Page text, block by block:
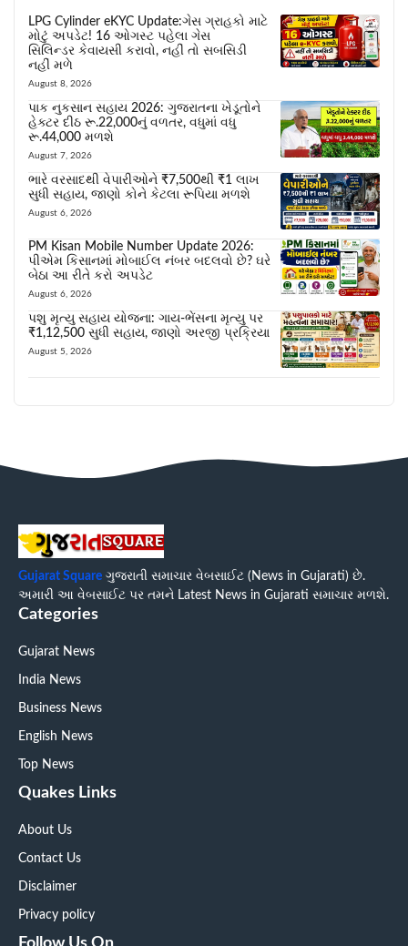
LPG Cylinder eKYC Update:ગેસ ગ્રાહકો માટે
મોટું અપડેટ! 16 ઓગસ્ટ પહેલા ગેસ
સિલિન્ડર કેવાયસી કરાવો, નહીં તો સબસિડી
નહીં મળે
August 8, 2026
પાક નુકસાન સહાય 2026: ગુજરાતના ખેડૂતોને
હેક્ટર દીઠ રૂ.22,000નું વળતર, વધુમાં વધુ
રૂ.44,000 મળશે
August 7, 2026
ભારે વરસાદથી વેપારીઓને ₹7,500થી ₹1 લાખ
સુધી સહાય, જાણો કોને કેટલા રૂપિયા મળશે
August 6, 2026
PM Kisan Mobile Number Update 2026:
પીએમ કિસાનમાં મોબાઈલ નંબર બદલવો છે? ઘરે
બેઠા આ રીતે કરો અપડેટ
August 6, 2026
પશુ મૃત્યુ સહાય યોજના: ગાય-ભેંસના મૃત્યુ પર
₹1,12,500 સુધી સહાય, જાણો અરજી પ્રક્રિયા
August 5, 2026
Gujarat Square ગુજરાતી સમાચાર વેબસાઈટ (News in Gujarati) છે.
અમારી આ વેબસાઈટ પર તમને Latest News in Gujarati સમાચાર મળશે.
Categories
Gujarat News
India News
Business News
English News
Top News
Quakes Links
About Us
Contact Us
Disclaimer
Privacy policy